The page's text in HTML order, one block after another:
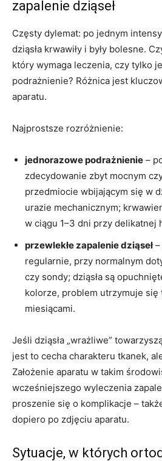
zapalenie dziąseł
Częsty dylemat: po jednym
dziąsła krwawiły i były bolesne.
który wymaga leczenia, czy tylko
podrażnienie? Różnica jest
aparatu.
Najprostsze rozróżnienie:
jednorazowe podrażnienie –
zdecydowanie zbyt mocnym
przedmiocie wbijającym się w
urazie mechanicznym;
w ciągu 1–3 dni przy delikatnej
przewlekłe zapalenie dziąseł–
regularnie, przy normalnym
czy sondy; dziąsła są
kolorze, problem utrzymuje się
miesiącami.
Jeśli dziąsła „wrażliwe”
jest to cecha charakteru tkanek,
Założenie aparatu w takim
wcześniejszego wyleczenia
proszenie się o komplikacje –
dopiero po zdjęciu aparatu.
Sytuacje, w których